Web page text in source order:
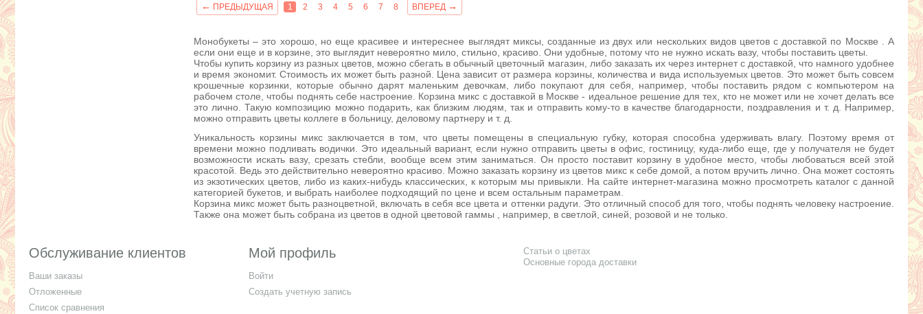
← ПРЕДЫДУЩАЯ 1 2 3 4 5 6 7 8 ВПЕРЕД →
Монобукеты – это хорошо, но еще красивее и интереснее выглядят миксы, созданные из двух или нескольких видов цветов с доставкой по Москве . А
если они еще и в корзине, это выглядит невероятно мило, стильно, красиво. Они удобные, потому что не нужно искать вазу, чтобы поставить цветы.
Чтобы купить корзину из разных цветов, можно сбегать в обычный цветочный магазин, либо заказать их через интернет с доставкой, что намного удобнее
и время экономит. Стоимость их может быть разной. Цена зависит от размера корзины, количества и вида используемых цветов. Это может быть совсем
крошечные корзинки, которые обычно дарят маленьким девочкам, либо покупают для себя, например, чтобы поставить рядом с компьютером на
рабочем столе, чтобы поднять себе настроение. Корзина микс с доставкой в Москве - идеальное решение для тех, кто не может или не хочет делать все
это лично. Такую композицию можно подарить, как близким людям, так и отправить кому-то в качестве благодарности, поздравления и т. д. Например,
можно отправить цветы коллеге в больницу, деловому партнеру и т. д.
Уникальность корзины микс заключается в том, что цветы помещены в специальную губку, которая способна удерживать влагу. Поэтому время от
времени можно подливать водички. Это идеальный вариант, если нужно отправить цветы в офис, гостиницу, куда-либо еще, где у получателя не будет
возможности искать вазу, срезать стебли, вообще всем этим заниматься. Он просто поставит корзину в удобное место, чтобы любоваться всей этой
красотой. Ведь это действительно невероятно красиво. Можно заказать корзину из цветов микс к себе домой, а потом вручить лично. Она может состоять
из экзотических цветов, либо из каких-нибудь классических, к которым мы привыкли. На сайте интернет-магазина можно просмотреть каталог с данной
категорией букетов, и выбрать наиболее подходящий по цене и всем остальным параметрам.
Корзина микс может быть разноцветной, включать в себя все цвета и оттенки радуги. Это отличный способ для того, чтобы поднять человеку настроение.
Также она может быть собрана из цветов в одной цветовой гаммы , например, в светлой, синей, розовой и не только.
Обслуживание клиентов
Ваши заказы
Отложенные
Список сравнения
Мой профиль
Войти
Создать учетную запись
Статьи о цветах
Основные города доставки